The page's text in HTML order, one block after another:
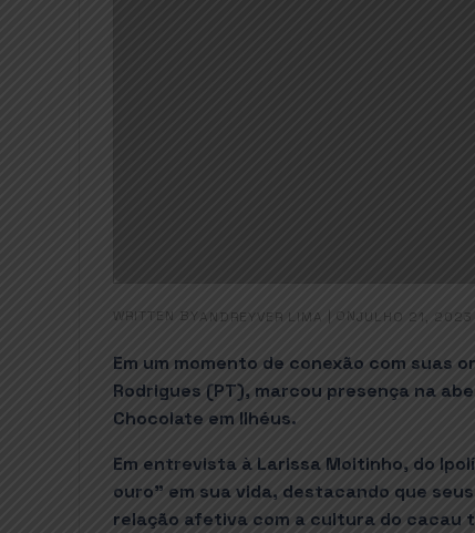
WRITTEN BY ANDREYVER LIMA ONJULHO 21, 2023
Em um momento de conexão com suas
Rodrigues (PT), marcou presença na
Chocolate em Ilhéus.
Em entrevista à Larissa Moitinho, do
ouro” em sua vida, destacando que
relação afetiva com a cultura do cacau